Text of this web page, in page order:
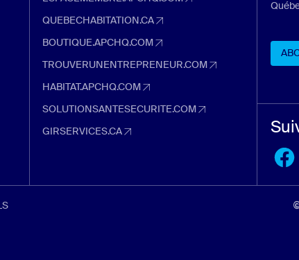
espacemembre.apchq.com (Ouvre dans un nouvel onglet)
QUEBECHABITATION.CA
BOUTIQUE.APCHQ.COM
TROUVERUNENTREPRENEUR.COM
HABITAT.APCHQ.COM
SOLUTIONSANTESECURITE.COM
solutionsantesecurite.com (Ouvre dans un nouvel onglet)
GIRSERVICES.CA